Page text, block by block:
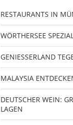
RESTAURANTS IN
WÖRTHERSEE
GENIESSERLAND
MALAYSIA
DEUTSCHER WEIN:
LAGEN